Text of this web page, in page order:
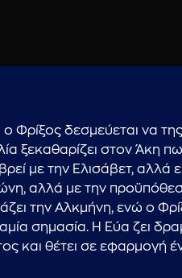
Φρίξος δεσμεύεται να
ξεκαθαρίζει στον Άκη
με την Ελισάβετ, αλλά
αλλά με την
την Αλκμήνη, ενώ ο
σημασία. Η Εύα ζει
και θέτει σε εφαρμογή